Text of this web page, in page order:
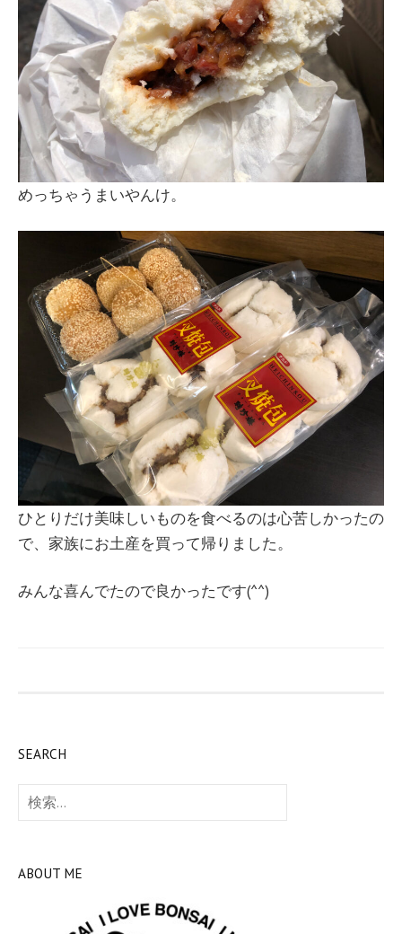
めっちゃうまいやんけ。
ひとりだけ美味しいものを食べるのは心苦しかったの
で、家族にお土産を買って帰りました。
みんな喜んでたので良かったです(^^)
SEARCH
検
索:
ABOUT ME